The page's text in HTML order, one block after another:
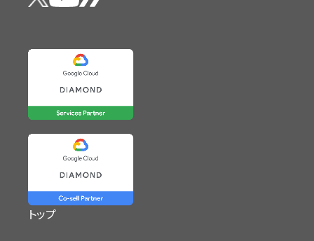
トップ